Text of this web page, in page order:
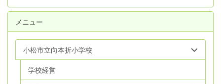
分たちができることについて考えられたと思
います。 「おとなになれなかった弟たち
に...」は中学１年生の国語の教科書にも掲載
されているとのことですので機会があれば読
んでみていただければ幸いです。 他の学
年・学級でも、平和について考える取組を夏
休みに入る前に行います。また、お家でも話
題にしていただけたらと思います。
１年生も１学期最後の給食・初めてのセ
給食開始日は、９月１日（火）です。
メニュー
小松市立向本折小学校
学校経営